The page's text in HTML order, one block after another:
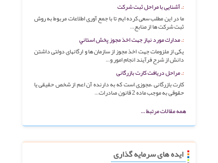
آشنایی با مراحل ثبت شرکت
ما در این مطلب سعی کرده ایم تا با جمع آوری اطلاعات مربوط به روش
ثبت شرکت ها از منابع…
مدارك مورد نياز جهت اخذ مجوز پخش استاني
یکی از ملزومات جهت اخذ مجوز از سازمان ها و ارگانهای دولتی داشتن
دانش از شرح فرآیند انجام امور و…
مراحل دریافت کارت بازرگانی
کارت بازرگانی ،مجوزی است که به دارنده آن اعم از شخص حقیقی یا
حقوقی به موجب ماده 2 قانون صادرات…
همه مقالات مرتبط ...
ایده های سرمایه گذاری